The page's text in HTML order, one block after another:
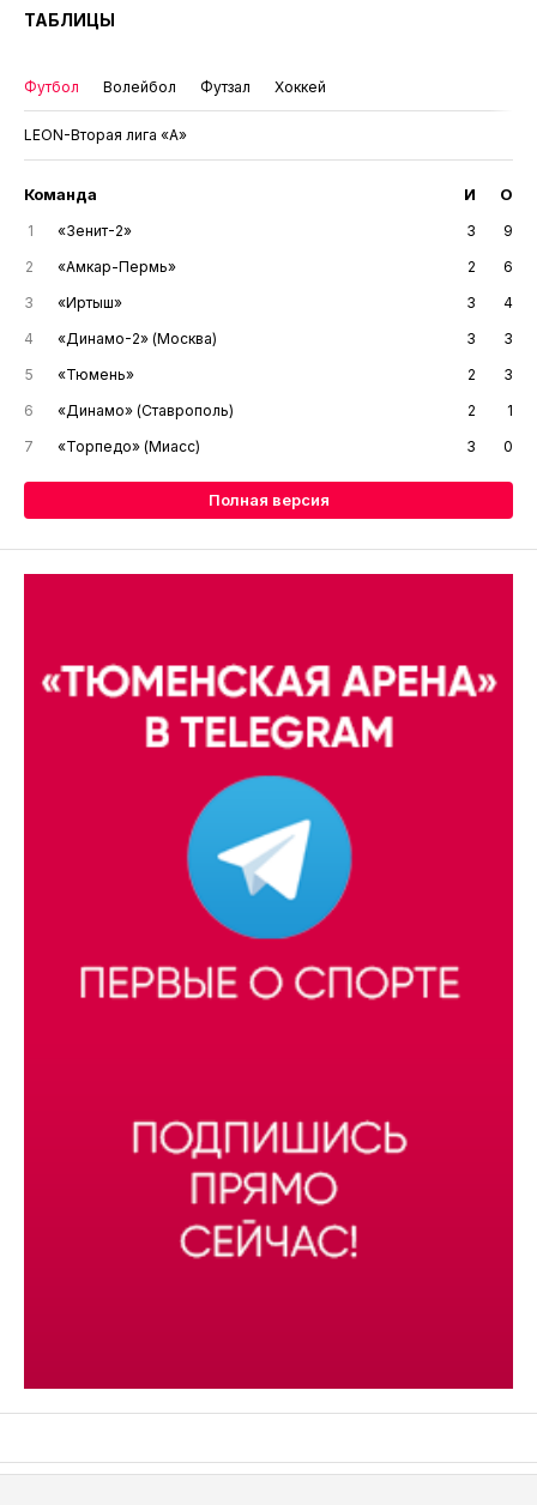
ТАБЛИЦЫ
Футбол Волейбол Футзал Хоккей
LEON-Вторая лига «А»
Команда И О
1 «Зенит-2» 3
9
2
«Амкар-Пермь» 2
6
3
«Иртыш» 3
4
4
«Динамо-2» (Москва) 3
3
5
«Тюмень» 2
3
6
«Динамо» (Ставрополь) 2
1
7
«Торпедо» (Миасс) 3 0
Полная версия